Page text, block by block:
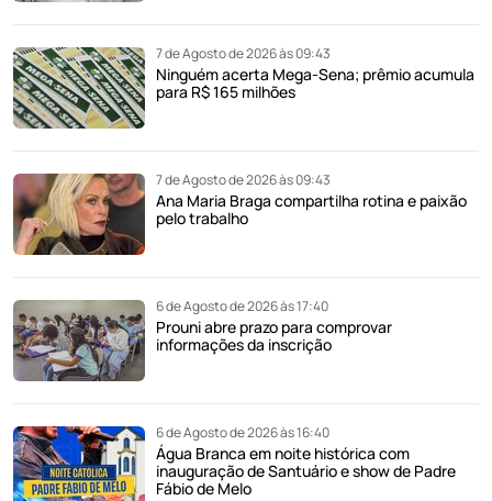
7 de Agosto de 2026 às 09:43
Ninguém acerta Mega-Sena; prêmio acumula
para R$ 165 milhões
7 de Agosto de 2026 às 09:43
Ana Maria Braga compartilha rotina e paixão
pelo trabalho
6 de Agosto de 2026 às 17:40
Prouni abre prazo para comprovar
informações da inscrição
6 de Agosto de 2026 às 16:40
Água Branca em noite histórica com
inauguração de Santuário e show de Padre
Fábio de Melo